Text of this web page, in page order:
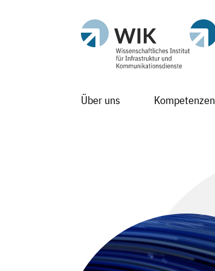
Über uns Kompetenzen